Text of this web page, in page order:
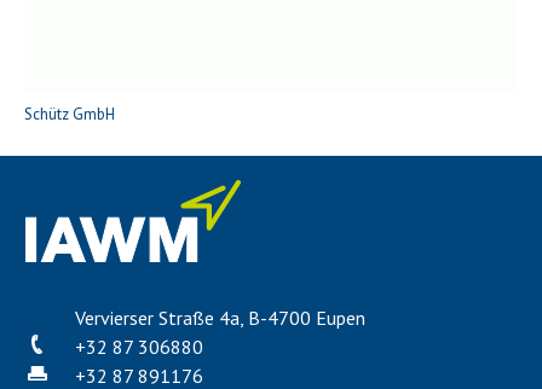
Schütz GmbH
Vervierser Straße 4a, B-4700 Eupen
+32 87 306880
+32 87 891176